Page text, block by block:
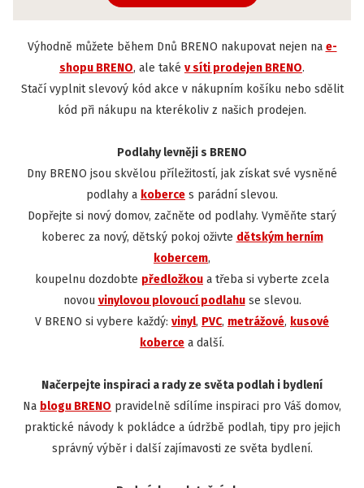
Výhodně můžete během Dnů BRENO nakupovat nejen na e-
shopu BRENO, ale také v síti prodejen BRENO.
Stačí vyplnit slevový kód akce v nákupním košíku nebo sdělit
kód při nákupu na kterékoliv z našich prodejen.
Podlahy levněji s BRENO
Dny BRENO jsou skvělou příležitostí, jak získat své vysněné
podlahy a koberce s parádní slevou.
Dopřejte si nový domov, začněte od podlahy. Vyměňte starý
koberec za nový, dětský pokoj oživte dětským herním
kobercem,
koupelnu dozdobte předložkou a třeba si vyberte zcela
novou vinylovou plovoucí podlahuse slevou.
V BRENO si vybere každý: vinyl, PVC, metrážové, kusové
koberce a další.
Načerpejte inspiraci a rady ze světa podlah i bydlení
Na blogu BRENO pravidelně sdílíme inspiraci pro Váš domov,
praktické návody k pokládce a údržbě podlah, tipy pro jejich
správný výběr i další zajímavosti ze světa bydlení.